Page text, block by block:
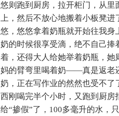
悠则跑到厨房，拉开柜门，从
上，然后不放心地搬着小板凳
悠，悠悠拿着奶瓶就开始往我
奶的时候很享受滴，绝不自己
着，还得大人给她举着奶瓶，她
妈的臂弯里喝着奶——真是返老
奶，正在写作业的然然也受不了
西刚喝完半个小时，又跑到厨房
给“掺假”了，100多毫升的水，